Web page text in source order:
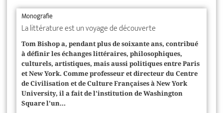
Monografie
La littérature est un voyage de découverte
Tom Bishop a, pendant plus de soixante ans, contribué
à définir les échanges littéraires, philosophiques,
culturels, artistiques, mais aussi politiques entre Paris
et New York. Comme professeur et directeur du Centre
de Civilisation et de Culture Françaises à New York
University, il a fait de l'institution de Washington
Square l'un...